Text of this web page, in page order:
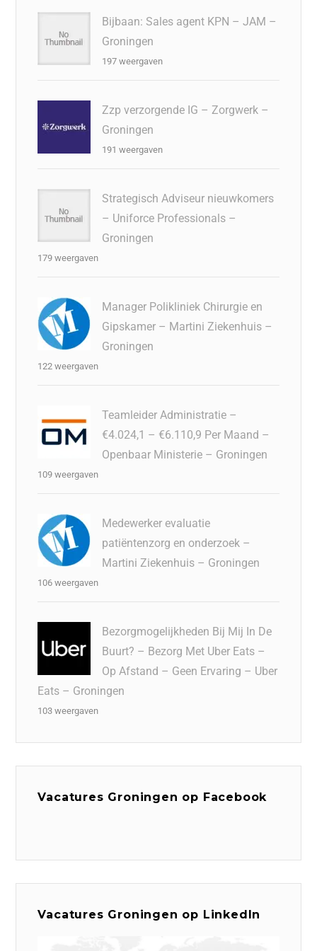
Bijbaan: Sales agent KPN – JAM –
Groningen
197 weergaven
Zzp verzorgende IG – Zorgwerk –
Groningen
191 weergaven
Strategisch Adviseur nieuwkomers
– Uniforce Professionals –
Groningen
179 weergaven
Manager Polikliniek Chirurgie en
Gipskamer – Martini Ziekenhuis –
Groningen
122 weergaven
Teamleider Administratie –
€4.024,1 – €6.110,9 Per Maand –
Openbaar Ministerie – Groningen
109 weergaven
Medewerker evaluatie
patiëntenzorg en onderzoek –
Martini Ziekenhuis – Groningen
106 weergaven
Bezorgmogelijkheden Bij Mij In De
Buurt? – Bezorg Met Uber Eats –
Op Afstand – Geen Ervaring – Uber
Eats – Groningen
103 weergaven
Vacatures Groningen op Facebook
Vacatures Groningen op LinkedIn